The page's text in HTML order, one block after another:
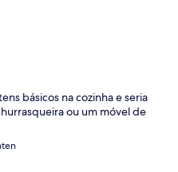
básicos na cozinha e seria
ou um móvel de